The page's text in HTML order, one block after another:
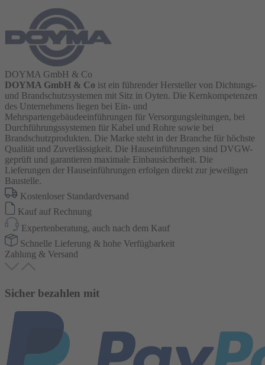
DOYMA GmbH & Co
DOYMA GmbH & Co ist ein führender Hersteller von Dichtungs-
und Brandschutzsystemen mit Sitz in Oyten. Die Kernkompetenzen
des Unternehmens liegen bei Ein- und
Mehrspartengebäudeeinführungen für Versorgungsleitungen, bei
Durchführungssystemen für Kabel und Rohre sowie bei
Brandschutzprodukten. Die Marke steht in der Branche für höchste
Qualität und Zuverlässigkeit. Die Hauseinführungen sind DVGW-
geprüft und garantieren maximale Einbausicherheit. Die
Lieferungen der Hauseinführungen erfolgen direkt zur jeweiligen
Baustelle.
Kostenloser Standardversand
Kauf auf Rechnung
Expertenberatung, auch nach dem Kauf
Schnelle Lieferung & hohe Verfügbarkeit
Zahlung & Versand
Sicher bezahlen mit